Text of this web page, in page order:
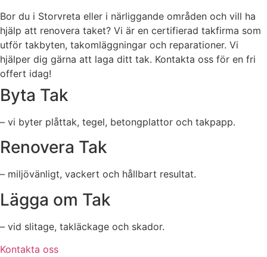
Bor du i Storvreta eller i närliggande områden och vill ha
hjälp att renovera taket? Vi är en certifierad takfirma som
utför takbyten, takomläggningar och reparationer. Vi
hjälper dig gärna att laga ditt tak. Kontakta oss för en fri
offert idag!
Byta Tak
– vi byter plåttak, tegel, betongplattor och takpapp.
Renovera Tak
– miljövänligt, vackert och hållbart resultat.
Lägga om Tak
– vid slitage, takläckage och skador.
Kontakta oss